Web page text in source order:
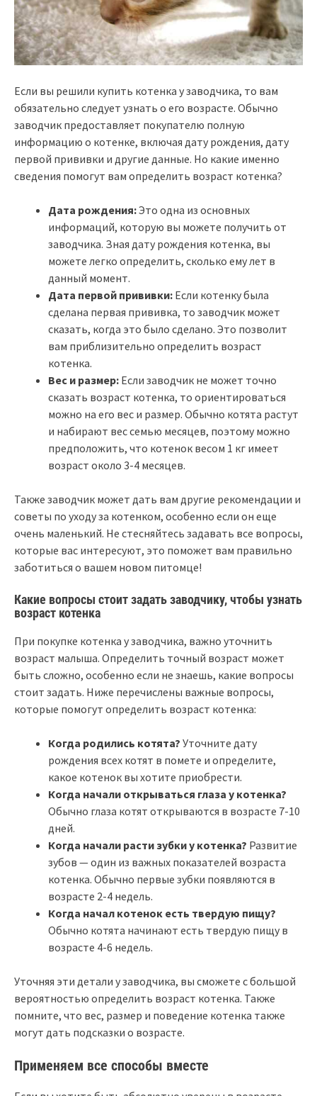
Если вы решили купить котенка у заводчика, то вам
обязательно следует узнать о его возрасте. Обычно
заводчик предоставляет покупателю полную
информацию о котенке, включая дату рождения, дату
первой прививки и другие данные. Но какие именно
сведения помогут вам определить возраст котенка?
Дата рождения:Это одна из основных
информаций, которую вы можете получить от
заводчика. Зная дату рождения котенка, вы
можете легко определить, сколько ему лет в
данный момент.
Дата первой прививки: Если котенку была
сделана первая прививка, то заводчик может
сказать, когда это было сделано. Это позволит
вам приблизительно определить возраст
котенка.
Вес и размер: Если заводчик не может точно
сказать возраст котенка, то ориентироваться
можно на его вес и размер. Обычно котята растут
и набирают вес семью месяцев, поэтому можно
предположить, что котенок весом 1 кг имеет
возраст около 3-4 месяцев.
Также заводчик может дать вам другие рекомендации и
советы по уходу за котенком, особенно если он еще
очень маленький. Не стесняйтесь задавать все вопросы,
которые вас интересуют, это поможет вам правильно
заботиться о вашем новом питомце!
Какие вопросы стоит задать заводчику, чтобы узнать
возраст котенка
При покупке котенка у заводчика, важно уточнить
возраст малыша. Определить точный возраст может
быть сложно, особенно если не знаешь, какие вопросы
стоит задать. Ниже перечислены важные вопросы,
которые помогут определить возраст котенка:
Когда родились котята? Уточните дату
рождения всех котят в помете и определите,
какое котенок вы хотите приобрести.
Когда начали открываться глаза у котенка?
Обычно глаза котят открываются в возрасте 7-10
дней.
Когда начали расти зубки у котенка? Развитие
зубов — один из важных показателей возраста
котенка. Обычно первые зубки появляются в
возрасте 2-4 недель.
Когда начал котенок есть твердую пищу?
Обычно котята начинают есть твердую пищу в
возрасте 4-6 недель.
Уточняя эти детали у заводчика, вы сможете с большой
вероятностью определить возраст котенка. Также
помните, что вес, размер и поведение котенка также
могут дать подсказки о возрасте.
Применяем все способы вместе